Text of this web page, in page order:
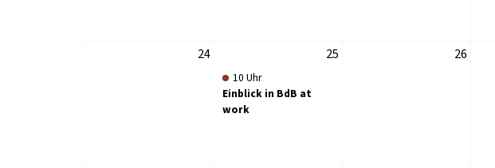
24 25
10 Uhr
Einblick in BdB at
work
26